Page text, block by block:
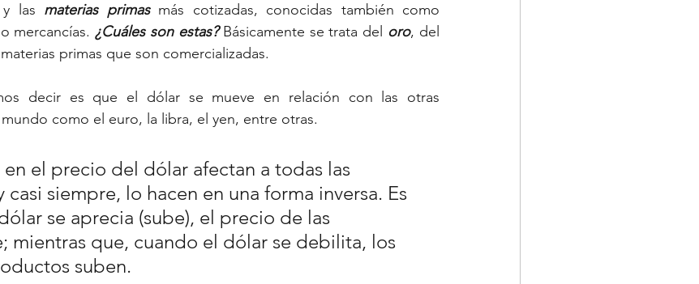
las materias primas
mercancías. ¿Cuáles son estas? Básicamente se trata del oro
primas que son comercializadas.
decir es que el dólar se mueve en relación con las otras
como el euro, la libra, el yen, entre otras.
el precio del dólar afectan a todas las
casi siempre, lo hacen en una forma inversa. Es
se aprecia (sube), el precio de las
mientras que, cuando el dólar se debilita, los
suben.